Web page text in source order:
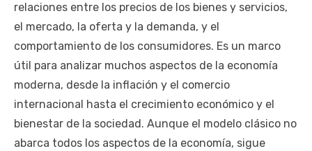
relaciones entre los precios de los bienes y servicios,
el mercado, la oferta y la demanda, y el
comportamiento de los consumidores. Es un marco
útil para analizar muchos aspectos de la economía
moderna, desde la inflación y el comercio
internacional hasta el crecimiento económico y el
bienestar de la sociedad. Aunque el modelo clásico no
abarca todos los aspectos de la economía, sigue